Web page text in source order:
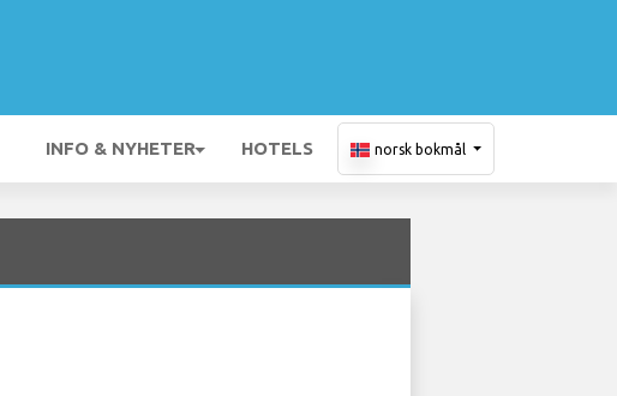
INFO & NYHETER HOTELS norsk bokmål